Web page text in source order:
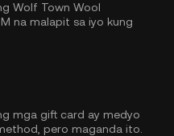
Wolf Town Wool
na malapit sa iyo kung
mga gift card ay medyo
pero maganda ito.